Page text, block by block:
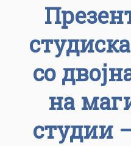
со
на
студии